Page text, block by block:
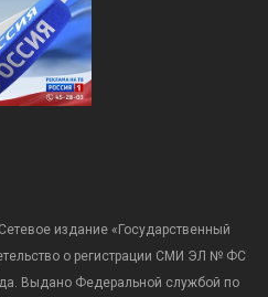
издание «Государственный
о регистрации СМИ ЭЛ № ФС
Выдано Федеральной службой по